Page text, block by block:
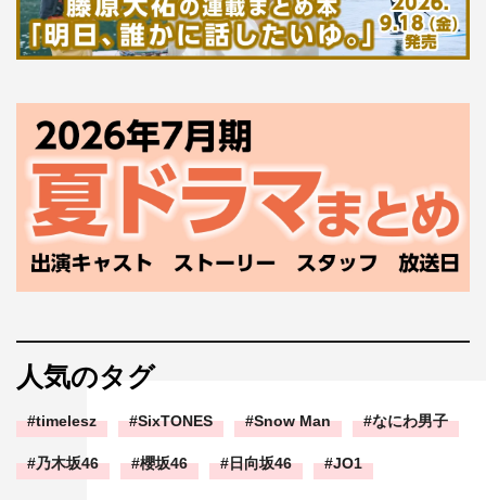
人気のタグ
timelesz SixTONES Snow Man なにわ男子
乃木坂46 櫻坂46 日向坂46 JO1